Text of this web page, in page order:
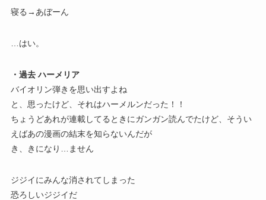
寝る→あぼーん
…はい。
・過去 ハーメリア
バイオリン弾きを思い出すよね
と、思ったけど、それはハーメルンだった！！
ちょうどあれが連載してるときにガンガン読んでたけど、そうい
えばあの漫画の結末を知らないんだが
き、きになり…ません
ジジイにみんな消されてしまった
恐ろしいジジイだ